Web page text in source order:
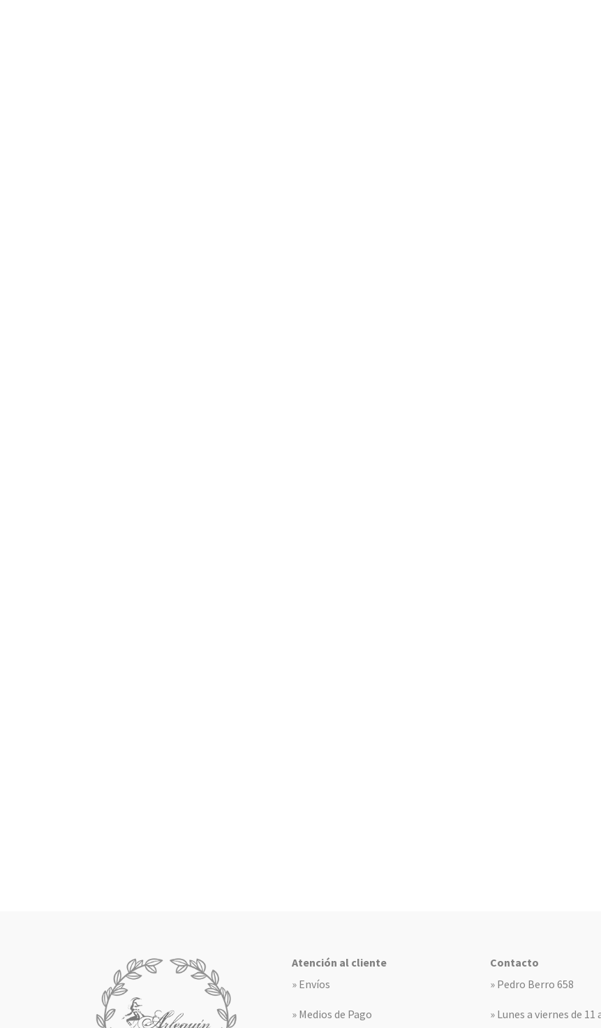
Atención al cliente
» Envíos
» Medios de Pago
Contacto
» Pedro Berro 658
» Lunes a viernes de 11